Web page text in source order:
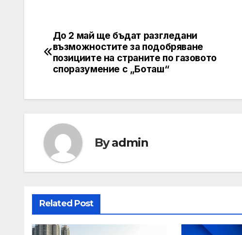
Post
navigation
До 2 май ще бъдат разгледани
възможностите за подобряване
позициите на страните по газовото
споразумение с „Боташ“
Byadmin
Related Post